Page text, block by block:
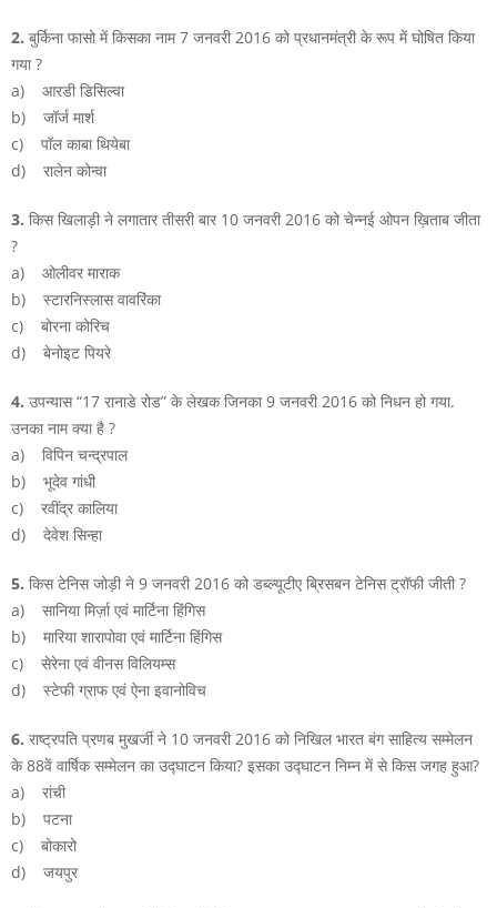
2. बुर्किना फासो में किसका नाम 7 जनवरी 2016 को प्रधानमंत्री के रूप में घोषित किया
गया ?
a) आरडी डिसिल्वा
b) जॉर्ज मार्श
c) पॉल काबा थियेबा
d) रालेन कोन्वा
3. किस खिलाड़ी ने लगातार तीसरी बार 10 जनवरी 2016 को चेन्नई ओपन ख़िताब जीता
?
a) ओलीवर माराक
b) स्टारनिस्लास वावरिंका
c) बोरना कोरिच
d) बेनोइट पियरे
4. उपन्यास “17 रानाडे रोड” के लेखक जिनका 9 जनवरी 2016 को निधन हो गया.
उनका नाम क्या है ?
a) विपिन चन्द्रपाल
b) भूदेव गांधी
c) रवींद्र कालिया
d) देवेश सिन्हा
5. किस टेनिस जोड़ी ने 9 जनवरी 2016 को डब्ल्यूटीए ब्रिसबन टेनिस ट्रॉफी जीती ?
a) सानिया मिर्ज़ा एवं मार्टिना हिंगिस
b) मारिया शारापोवा एवं मार्टिना हिंगिस
c) सेरेना एवं वीनस विलियम्स
d) स्टेफी ग्राफ एवं ऐना इवानोविच
6. राष्ट्रपति प्रणब मुखर्जी ने 10 जनवरी 2016 को निखिल भारत बंग साहित्य सम्मेलन
के 88वें वार्षिक सम्मेलन का उद्घाटन किया? इसका उद्घाटन निम्न में से किस जगह हुआ?
a) रांची
b) पटना
c) बोकारो
d) जयपुर